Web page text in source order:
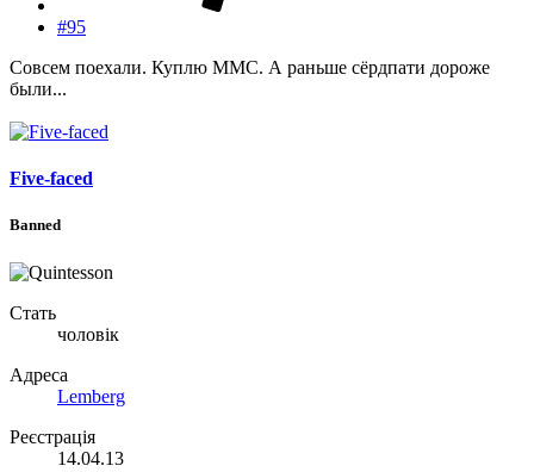
#95
Совсем поехали. Куплю ММС. А раньше сёрдпати дороже
были...
Five-faced
Banned
Стать
чоловік
Адреса
Lemberg
Реєстрація
14.04.13